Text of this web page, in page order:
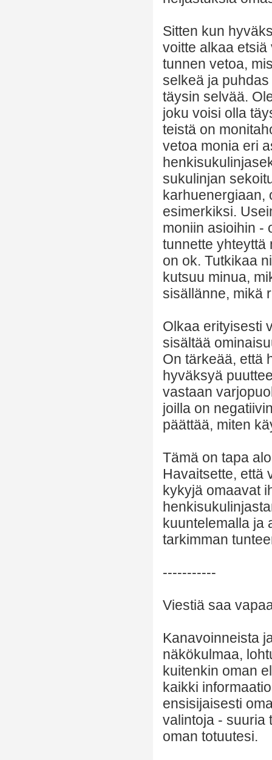
Sitten kun
voitte alkaa
tunnen vetoa,
selkeä ja
täysin selvää.
joku voisi olla
teistä on
vetoa monia eri
sukulinjan
karhuenergiaan,
esimerkiksi.
moniin asioihin -
tunnette yhteyttä
on ok. Tutkikaa
kutsuu minua,
sisällänne, mikä
Olkaa erityisesti
sisältää
On tärkeää, että
hyväksyä
vastaan
joilla on
päättää, miten
Tämä on tapa
Havaitsette, että
kykyjä omaavat
kuuntelemalla ja
tarkimman
-----------
Viestiä saa
Kanavoinneista
näkökulmaa,
kuitenkin oman
kaikki
ensisijaisesti
valintoja - suuria
oman totuutesi.